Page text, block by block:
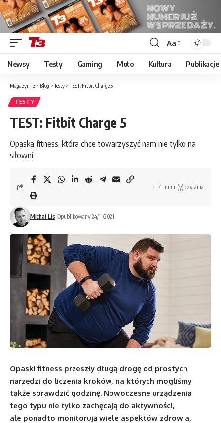
Font
Resizer
Aa
Newsy Testy Gaming Moto Kultura Publikacje
Magazyn T3 > Blog >Testy >TEST: Fitbit Charge 5
TESTY
TEST: Fitbit Charge 5
Opaska fitness, która chce towarzyszyć nam nie tylko na
siłowni.
Michał Lis Opublikowany 24/11/2021
4 minut(y) czytania
Opaski fitness przeszły długą drogę od prostych
narzędzi do liczenia kroków, na których mogliśmy
także sprawdzić godzinę. Nowoczesne urządzenia
tego typu nie tylko zachęcają do aktywności,
ale ponadto monitorują wiele aspektów zdrowia,